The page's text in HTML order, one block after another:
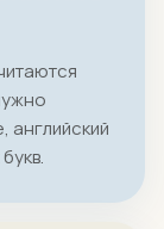
английский